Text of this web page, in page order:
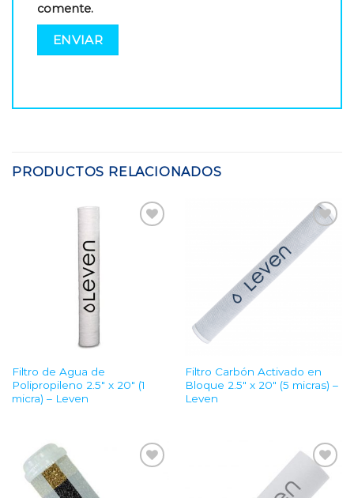
comente.
PRODUCTOS RELACIONADOS
Filtro de Agua de
Polipropileno 2.5″ x 20″ (1
micra) – Leven
Add to
Wishlist
Filtro Carbón Activado en
Bloque 2.5″ x 20″ (5 micras) –
Leven
Add to
Wishlist